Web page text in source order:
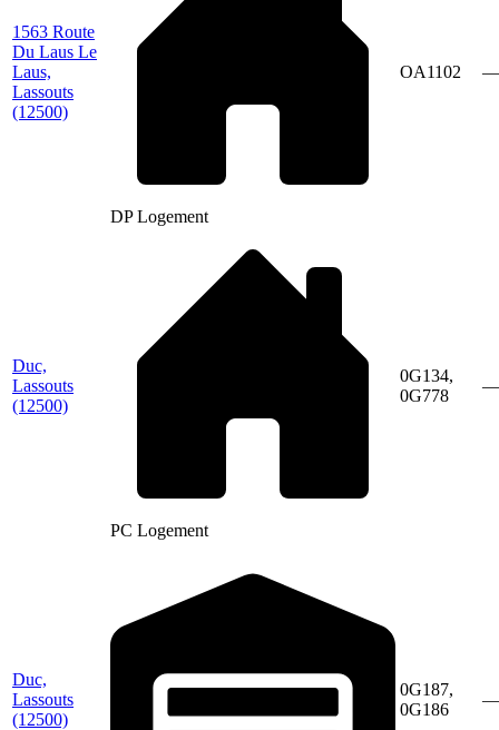
1563 Route
Du Laus Le
Laus,
Lassouts
(12500)
DP Logement
OA1102 —
Duc,
Lassouts
(12500)
PC Logement
0G134,
0G778
—
Duc,
Lassouts
(12500)
0G187,
0G186
—